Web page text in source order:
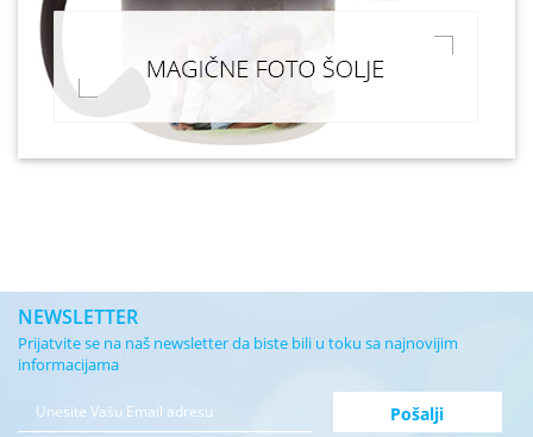
NEWSLETTER
Prijatvite se na naš newsletter da biste bili u toku sa najnovijim
informacijama